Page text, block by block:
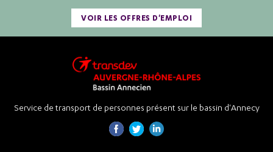
VOIR LES OFFRES D'EMPLOI
Service de transport de personnes présent sur le bassin d'Annecy